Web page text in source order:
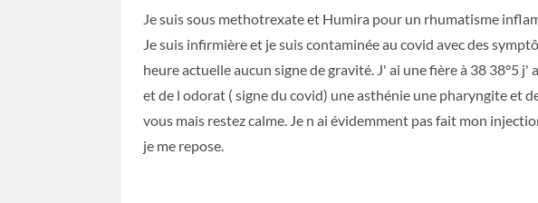
Je suis sous methotrexate et Humira pour un rhumatisme
Je suis infirmière et je suis contaminée au covid avec des
heure actuelle aucun signe de gravité. J' ai une fière à 38 38°5
et de l odorat ( signe du covid) une asthénie une pharyngite et
vous mais restez calme. Je n ai évidemment pas fait mon
je me repose.